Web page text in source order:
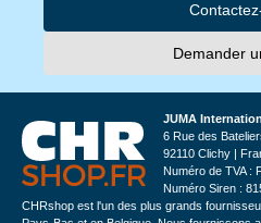
Demander
JUMA
6 Rue des
92110 Clichy |
Numéro de TVA :
Numéro Siren :
CHRshop est l'un des plus grands